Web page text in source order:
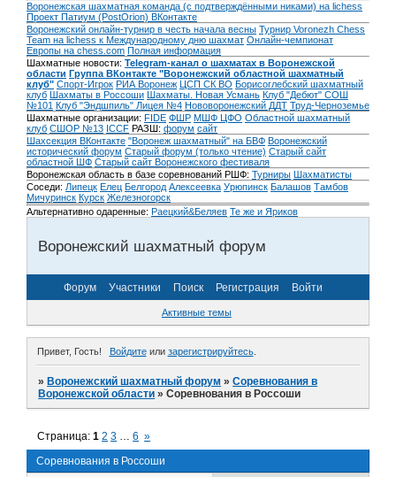
Воронежская шахматная команда (с подтверждёнными никами) на lichess
Проект Патиум (PostOrion) ВКонтакте
Воронежский онлайн-турнир в честь начала весны Турнир Voronezh Chess
Team на lichess к Международному дню шахмат Онлайн-чемпионат
Европы на chess.com Полная информация
Шахматные новости: Telegram-канал о шахматах в Воронежской
области Группа ВКонтакте "Воронежский областной шахматный
клуб" Спорт-Игрок РИА Воронеж ЦСП СК ВО Борисоглебский шахматный
клуб Шахматы в Россоши Шахматы. Новая Усмань Клуб "Дебют" СОШ
№101 Клуб "Эндшпиль" Лицея №4 Нововоронежский ДДТ Труд-Черноземье
Шахматные организации: FIDE ФШР МШФ ЦФО Областной шахматный
клуб СШОР №13 ICCF РАЗШ: форум сайт
Шахсекция ВКонтакте "Воронеж шахматный" на БВФ Воронежский
исторический форум Cтарый форум (только чтение) Старый сайт
областной ШФ Старый сайт Воронежского фестиваля
Воронежская область в базе соревнований РШФ: Турниры Шахматисты
Соседи: Липецк Елец Белгород Алексеевка Урюпинск Балашов Тамбов
Мичуринск Курск Железногорск
Альтернативно одаренные: Раецкий&Беляев Те же и Яриков
Воронежский шахматный форум
Форум Участники Поиск Регистрация Войти
Активные темы
Привет, Гость! Войдитеили зарегистрируйтесь.
»Воронежский шахматный форум »Соревнования в
Воронежской области »Соревнования в Россоши
Соревнования в Россоши
Страница:1 2 3 … 6 »